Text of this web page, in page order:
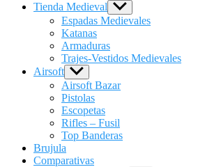
Tienda Medieval Show
sub
menu
Espadas Medievales
Katanas
Armaduras
Trajes-Vestidos Medievales
Airsoft Show
sub
menu
Airsoft Bazar
Pistolas
Escopetas
Rifles – Fusil
Top Banderas
Brujula
Comparativas